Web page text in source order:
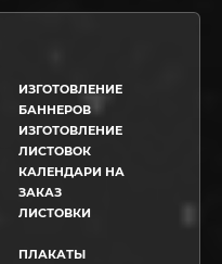
ИЗГОТОВЛЕНИЕ
БАННЕРОВ
ИЗГОТОВЛЕНИЕ
ЛИСТОВОК
КАЛЕНДАРИ НА
ЗАКАЗ
ЛИСТОВКИ
ПЛАКАТЫ